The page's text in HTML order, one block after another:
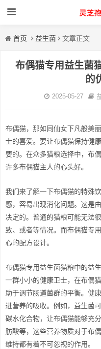
首页 益生菌 文章正文
布偶猫专用益生菌
的
2025-05-27
布偶猫，那如同仙女下凡般美
士的喜爱。要让布偶猫保持健
要的。在众多猫粮选择中，布
许多布偶猫主人的心头好。
我们来了解一下布偶猫的特殊
感，容易出现消化问题。这是
决定的。普通的猫粮可能无法
致、或者等情况。而布偶猫专
心的配方设计。
布偶猫专用益生菌猫粮中的益
一群小小的健康卫士，在布偶
助于调节肠道菌群的平衡。健
进营养的吸收。例如，益生菌
碳水化合物，让布偶猫能够充
肪酸等，这些营养物质对于布
维持都有着不可忽视的作用。